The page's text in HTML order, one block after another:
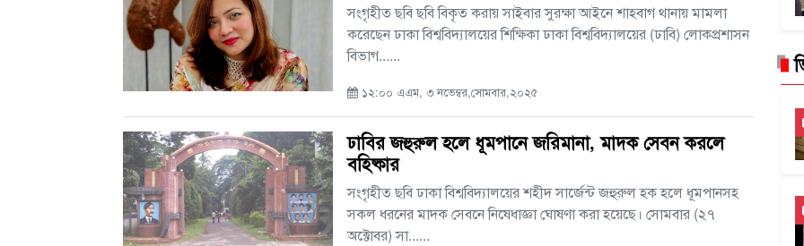
সংগৃহীত ছবি ছবি বিকৃত করায় সাইবার সুরক্ষা আইনে শাহবাগ থানায় মামলা
করেছেন ঢাকা বিশ্ববিদ্যালয়ের শিক্ষিকা ঢাকা বিশ্ববিদ্যালয়ের (ঢাবি) লোকপ্রশাসন
বিভাগ......
১২:০০ এএম, ৩ নভেম্বর,সোমবার,২০২৫
ঢাবির জহুরুল হলে ধূমপানে জরিমানা, মাদক সেবন করলে
বহিষ্কার
সংগৃহীত ছবি ঢাকা বিশ্ববিদ্যালয়ের শহীদ সার্জেন্ট জহুরুল হক হলে ধূমপানসহ
সকল ধরনের মাদক সেবনে নিষেধাজ্ঞা ঘোষণা করা হয়েছে। সোমবার (২৭
অক্টোবর) সা......